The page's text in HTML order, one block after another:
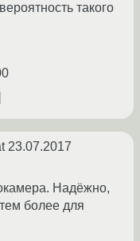
такого
23.07.2017
Надёжно,
более для